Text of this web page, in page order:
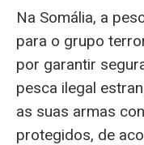
Na Somália, a
para o grupo
por garantir
pesca ilegal
as suas armas
protegidos, de